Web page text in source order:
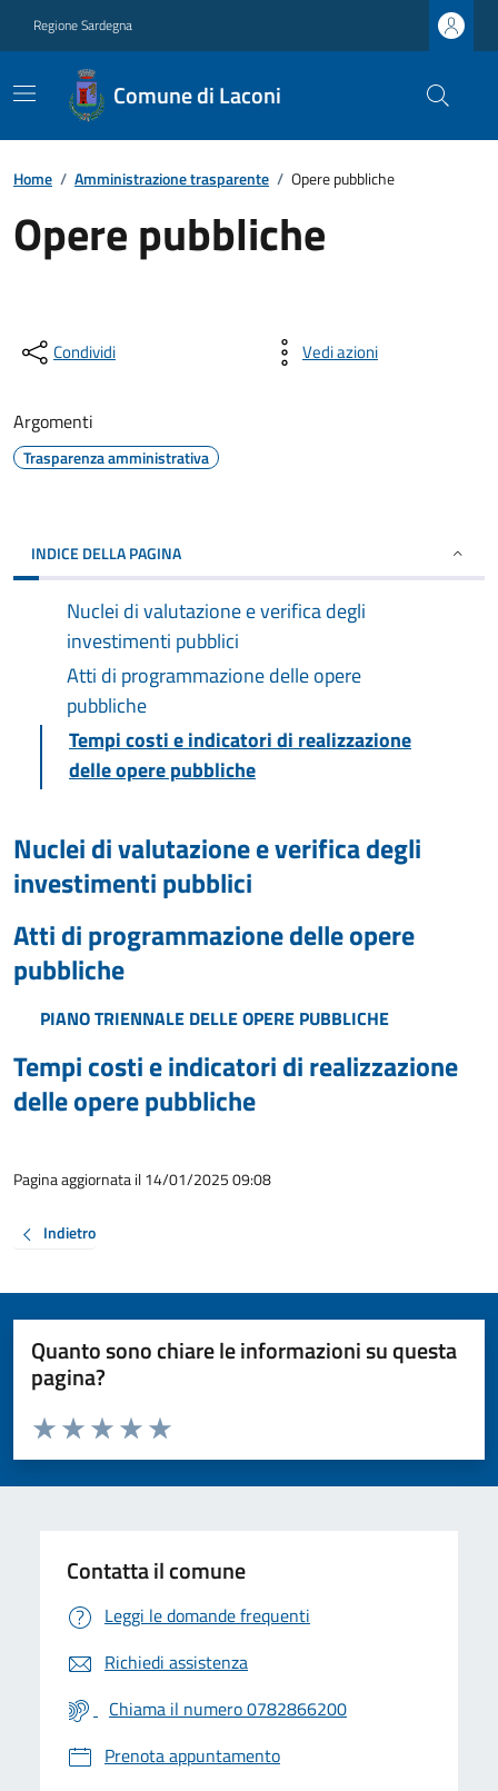
Regione Sardegna
Comune di Laconi
Home / Amministrazione trasparente / Opere pubbliche
Opere pubbliche
Condividi Vedi azioni
Argomenti
Trasparenza amministrativa
INDICE DELLA PAGINA
Nuclei di valutazione e verifica degli
investimenti pubblici
Atti di programmazione delle opere
pubbliche
Tempi costi e indicatori di realizzazione
delle opere pubbliche
Nuclei di valutazione e verifica degli
investimenti pubblici
Atti di programmazione delle opere
pubbliche
PIANO TRIENNALE DELLE OPERE PUBBLICHE
Tempi costi e indicatori di realizzazione
delle opere pubbliche
Pagina aggiornata il 14/01/2025 09:08
Indietro
Quanto sono chiare le informazioni su questa
pagina?
Valuta da 1 a 5 stelle la pagina
Valuta 5 stelle su 5
Valuta 4 stelle su 5
Valuta 3 stelle su 5
Valuta 2 stelle su 5
Valuta 1 stelle su 5
Contatta il comune
Leggi le domande frequenti
Richiedi assistenza
Chiama il numero 0782866200
Prenota appuntamento